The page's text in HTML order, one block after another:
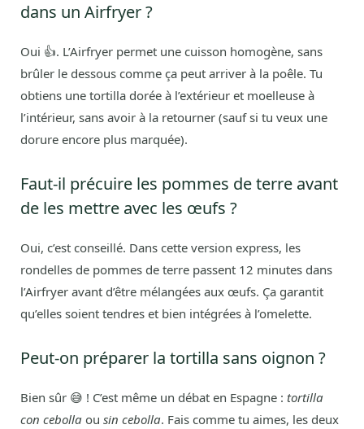
dans un Airfryer ?
Oui 👍. L’Airfryer permet une cuisson homogène, sans
brûler le dessous comme ça peut arriver à la poêle. Tu
obtiens une tortilla dorée à l’extérieur et moelleuse à
l’intérieur, sans avoir à la retourner (sauf si tu veux une
dorure encore plus marquée).
Faut-il précuire les pommes de terre avant
de les mettre avec les œufs ?
Oui, c’est conseillé. Dans cette version express, les
rondelles de pommes de terre passent 12 minutes dans
l’Airfryer avant d’être mélangées aux œufs. Ça garantit
qu’elles soient tendres et bien intégrées à l’omelette.
Peut-on préparer la tortilla sans oignon ?
Bien sûr 😅 ! C’est même un débat en Espagne : tortilla
con cebolla ou sin cebolla. Fais comme tu aimes, les deux